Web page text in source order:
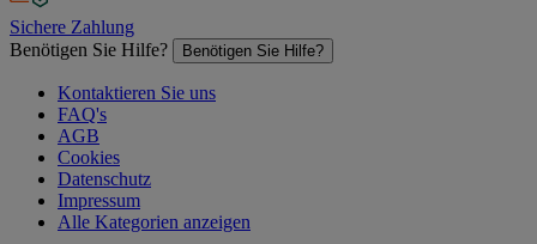
Sichere Zahlung
Benötigen Sie Hilfe?
Benötigen Sie Hilfe?
Kontaktieren Sie uns
FAQ's
AGB
Cookies
Datenschutz
Impressum
Alle Kategorien anzeigen